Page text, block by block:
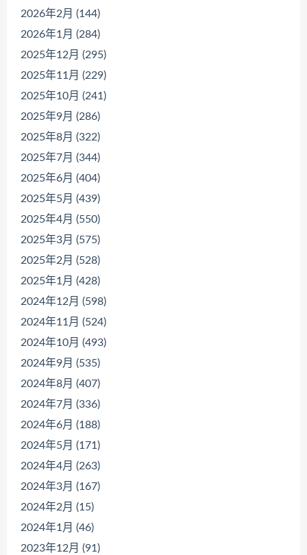
2026年2月 (144)
2026年1月 (284)
2025年12月 (295)
2025年11月 (229)
2025年10月 (241)
2025年9月 (286)
2025年8月 (322)
2025年7月 (344)
2025年6月 (404)
2025年5月 (439)
2025年4月 (550)
2025年3月 (575)
2025年2月 (528)
2025年1月 (428)
2024年12月 (598)
2024年11月 (524)
2024年10月 (493)
2024年9月 (535)
2024年8月 (407)
2024年7月 (336)
2024年6月 (188)
2024年5月 (171)
2024年4月 (263)
2024年3月 (167)
2024年2月 (15)
2024年1月 (46)
2023年12月 (91)